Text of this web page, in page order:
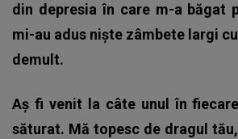
din depresia în care m-a băgat
mi-au adus niște zâmbete largi
demult.
Aș fi venit la câte unul în
săturat. Mă topesc de dragul